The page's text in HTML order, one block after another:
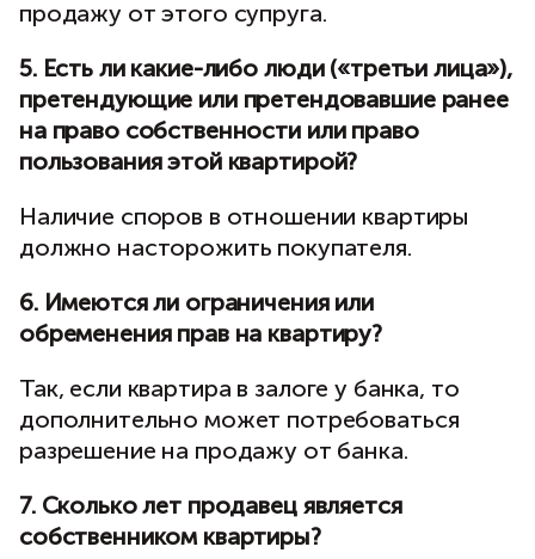
продажу от этого супруга.
5. Есть ли какие-либо люди («третьи лица»),
претендующие или претендовавшие ранее
на право собственности или право
пользования этой квартирой?
Наличие споров в отношении квартиры
должно насторожить покупателя.
6. Имеются ли ограничения или
обременения прав на квартиру?
Так, если квартира в залоге у банка, то
дополнительно может потребоваться
разрешение на продажу от банка.
7. Сколько лет продавец является
собственником квартиры?